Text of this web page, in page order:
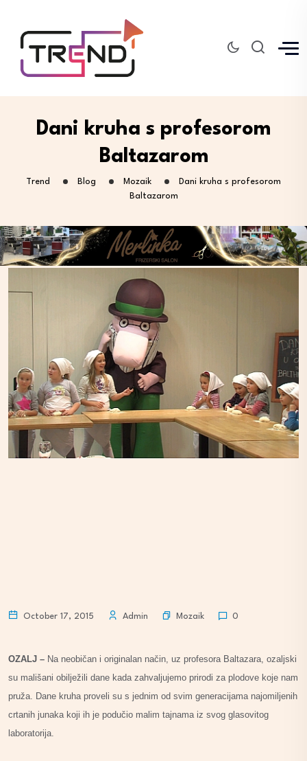
Dani kruha s profesorom
Baltazarom
Trend Blog Mozaik
Dani kruha s profesorom
Baltazarom
October 17, 2015 Admin Mozaik 0
OZALJ – Na neobičan i originalan način, uz profesora Baltazara, ozaljski
su mališani obilježili dane kada zahvaljujemo prirodi za plodove koje nam
pruža. Dane kruha proveli su s jednim od svim generacijama najomiljenih
crtanih junaka koji ih je podučio malim tajnama iz svog glasovitog
laboratorija.